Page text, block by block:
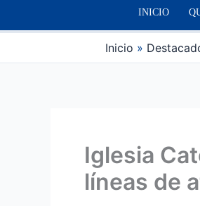
INICIO
Inicio
Iglesia
líneas de